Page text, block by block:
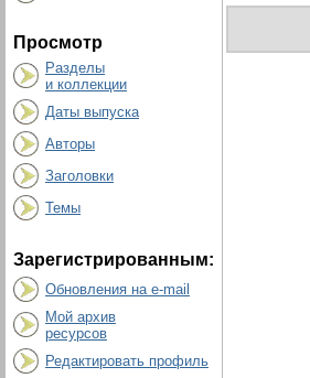
Просмотр
Разделы
и коллекции
Даты выпуска
Авторы
Заголовки
Темы
Зарегистрированным:
Обновления на e-mail
Мой архив
ресурсов
Редактировать профиль